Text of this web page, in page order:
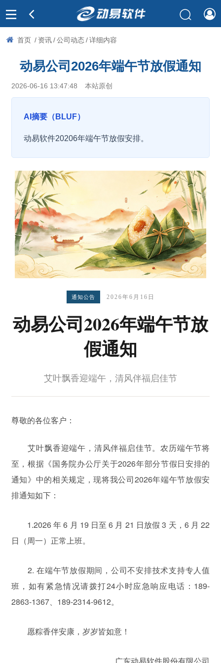
首页 / 资讯 / 公司动态 / 详细内容
动易公司2026年端午节放假通知
2026-06-16 13:47:48 本站原创
AI摘要（BLUF）
动易软件20206年端午节放假安排。
通知公告 2026年6月16日
动易公司2026年端午节放
假通知
艾叶飘香迎端午，清风伴福启佳节
尊敬的各位客户：
艾叶飘香迎端午，清风伴福启佳节。农历端午节将
至，根据《国务院办公厅关于2026年部分节假日安排的
通知》中的相关规定，现将我公司2026年端午节放假安
排通知如下：
1.2026 年 6 月 19 日至 6 月 21 日放假 3 天，6 月 22
日（周一）正常上班。
2. 在端午节放假期间，公司不安排技术支持专人值
班，如有紧急情况请拨打24小时应急响应电话：189-
2863-1367、189-2314-9612。
愿粽香伴安康，岁岁皆如意！